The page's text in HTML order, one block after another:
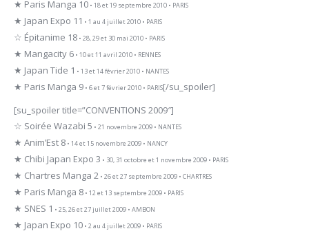
★ Paris Manga 10 • 18 et 19 septembre 2010 • PARIS
★ Japan Expo 11 • 1 au 4 juillet 2010 • PARIS
☆ Épitanime 18 • 28, 29 et 30 mai 2010 • PARIS
★ Mangacity 6 • 10 et 11 avril 2010 • RENNES
★ Japan Tide 1 • 13 et 14 février 2010 • NANTES
★ Paris Manga 9 • 6 et 7 février 2010 • PARIS[/su_spoiler]
[su_spoiler title=”CONVENTIONS 2009″]
☆ Soirée Wazabi 5 • 21 novembre 2009 • NANTES
★ Anim’Est 8 • 14 et 15 novembre 2009 • NANCY
★ Chibi Japan Expo 3 • 30, 31 octobre et 1 novembre 2009 • PARIS
★ Chartres Manga 2 • 26 et 27 septembre 2009 • CHARTRES
★ Paris Manga 8 • 12 et 13 septembre 2009 • PARIS
★ SNES 1 • 25, 26 et 27 juillet 2009 • AMBON
★ Japan Expo 10 • 2 au 4 juillet 2009 • PARIS